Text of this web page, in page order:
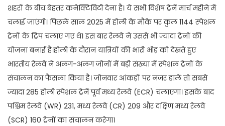
शहरों के बीच बेहतर कनेक्टिविटी देना है। ये सभी विशेष ट्रेनें मार्च महीने में
चलाई जाएंगी। पिछले साल 2025 में होली के मौके पर कुल 1144 स्पेशल
ट्रेनों के ट्रिप चलाए गए थे। इस बार रेलवे ने उससे भी ज्यादा ट्रेनों की
योजना बनाई है।होली के दौरान यात्रियों की भारी भीड़ को देखते हुए
भारतीय रेलवे ने अलग-अलग जोनों में बड़ी संख्या में स्पेशल ट्रेनों के
संचालन का फैसला किया है। जोनवार आंकड़ों पर नजर डालें तो सबसे
ज्यादा 285 होली स्पेशल ट्रेनें पूर्व मध्य रेलवे (ECR) चलाएगा। इसके बाद
पश्चिम रेलवे (WR) 231, मध्य रेलवे (CR) 209 और दक्षिण मध्य रेलवे
(SCR) 160 ट्रेनों का संचालन करेगा।